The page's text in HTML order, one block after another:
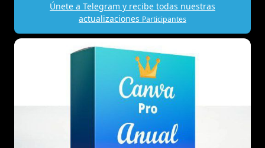
Únete a Telegram y recibe todas nuestras
actualizaciones Participantes